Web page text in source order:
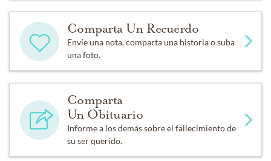
Comparta Un Recuerdo
Envíe una nota, comparta una historia o suba
una foto.
Comparta
Un Obituario
Informe a los demás sobre el fallecimiento de
su ser querido.